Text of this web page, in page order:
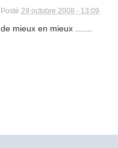
Posté29 octobre 2008 - 13:09
de mieux en mieux .......